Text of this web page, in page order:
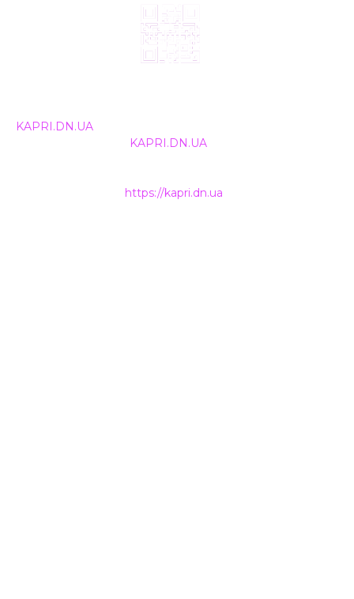
KAPRI.DN.UA
KAPRI.DN.UA
https://kapri.dn.ua